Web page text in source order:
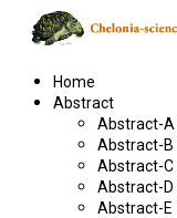
Home
Abstract
Abstract-A
Abstract-B
Abstract-C
Abstract-D
Abstract-E